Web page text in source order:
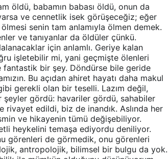
öldü, babamın babası öldü, onun da
ve cennetlik isek görüşeceğiz; eğer
senin tam anlamıyla ölmen demek.
ve tanıyanlar da öldüler çünkü.
için anlamlı. Geriye kalan
işletebilir mi, yani geçmişte ölenleri
fantastik bir şey. Döndürse bile geride
Bu açıdan ahiret hayatı daha makul
gerekli olan bir teselli. Lazım değil,
gördü: havariler gördü, sahabiler
edildi, biz de inandık. Aslında her
ve hikayenin tümü değişebiliyor.
heykelini temaşa ediyordu deniliyor.
görenleri de görmedik, onu görenleri
antropolojik, bilimsel bir bulgu da yok.